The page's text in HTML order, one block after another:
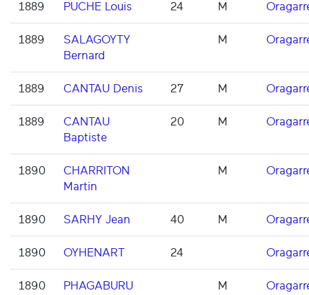
1889 PUCHE Louis 24 M
1889
SALAGOYTY
Bernard
M
1889 CANTAU Denis 27 M
1889
CANTAU
Baptiste
20 M
1890
CHARRITON
Martin
M
1890 SARHY Jean 40 M
1890 OYHENART 24
1890
PHAGABURU
M